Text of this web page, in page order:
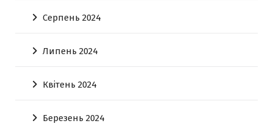
Серпень 2024
Липень 2024
Квітень 2024
Березень 2024